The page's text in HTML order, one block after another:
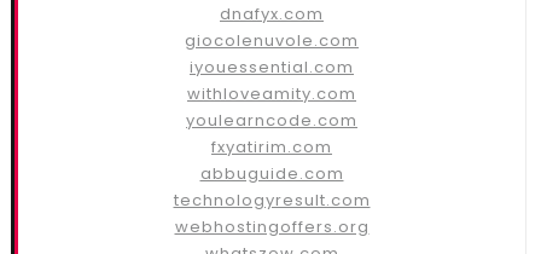
dnafyx.com
giocolenuvole.com
iyouessential.com
withloveamity.com
youlearncode.com
fxyatirim.com
abbuguide.com
technologyresult.com
webhostingoffers.org